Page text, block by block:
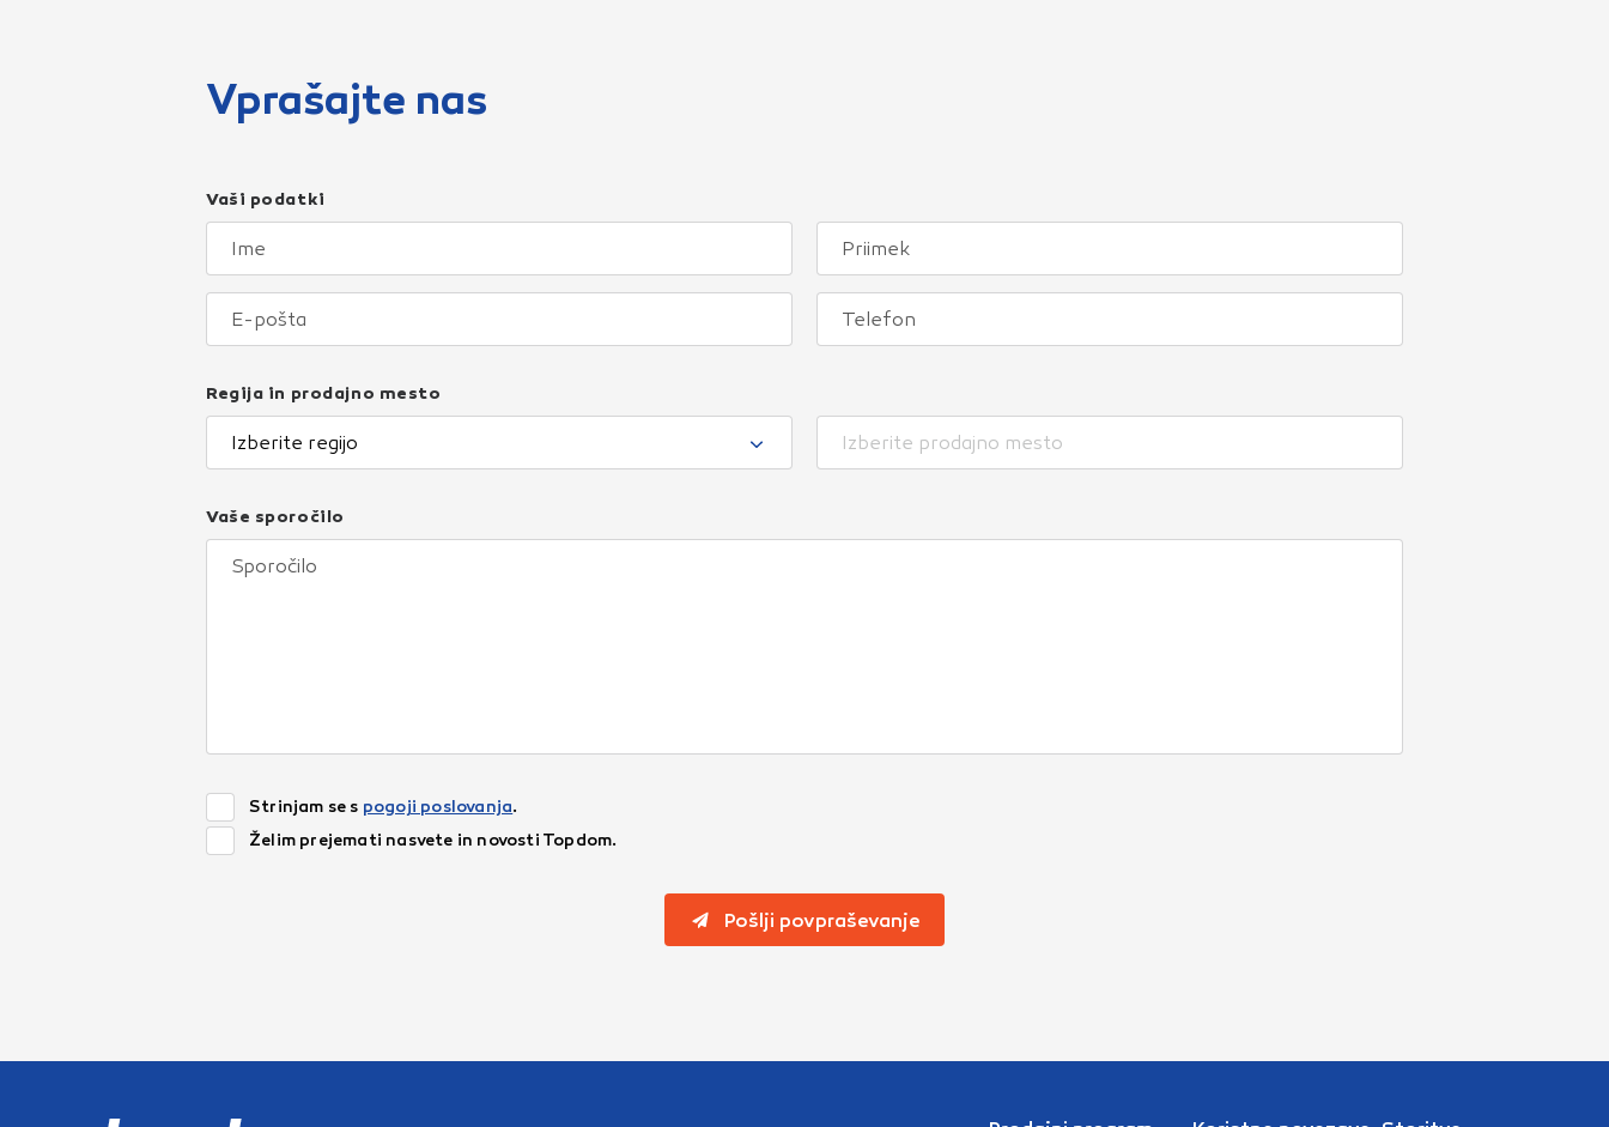
Vprašajte nas
Vaši podatki
Regija in prodajno mesto
Izberite regijo Izberite prodajno mesto
Vaše sporočilo
Strinjam se s pogoji poslovanja.
Želim prejemati nasvete in novosti Topdom.
Pošlji povpraševanje